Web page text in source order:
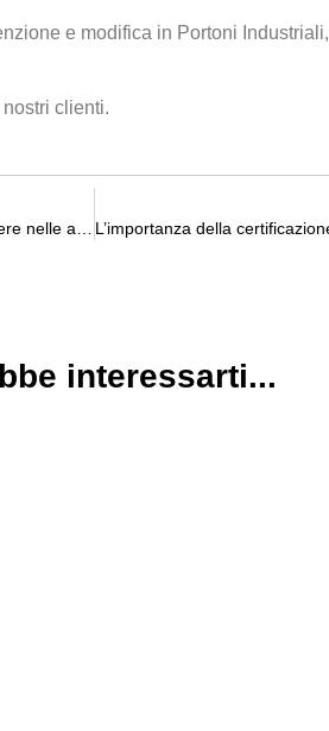
e modifica in Portoni Industriali,
clienti.
interessarti...